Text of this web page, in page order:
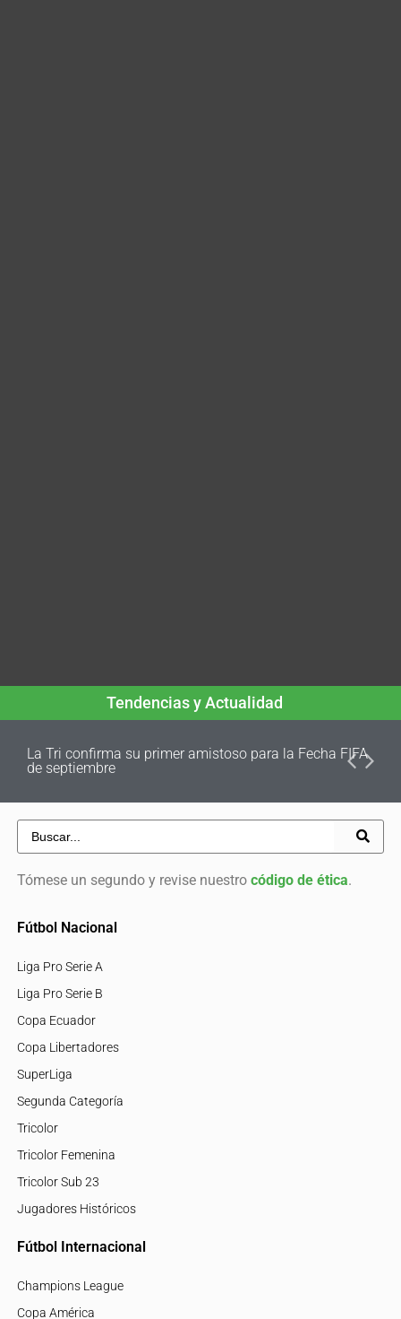
Tendencias y Actualidad
La Tri confirma su primer amistoso para la Fecha FIFA
de septiembre
Tómese un segundo y revise nuestro código de ética.
Fútbol Nacional
Liga Pro Serie A
Liga Pro Serie B
Copa Ecuador
Copa Libertadores
SuperLiga
Segunda Categoría
Tricolor
Tricolor Femenina
Tricolor Sub 23
Jugadores Históricos
Fútbol Internacional
Champions League
Copa América